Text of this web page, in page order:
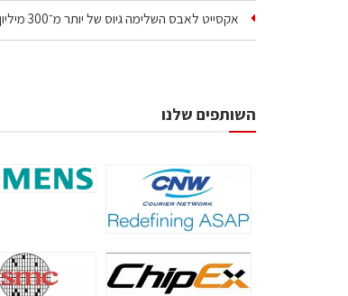
אקסייט לאבס השלימה גיוס של יותר מ־300 מיליון דולר…
השותפים שלנו